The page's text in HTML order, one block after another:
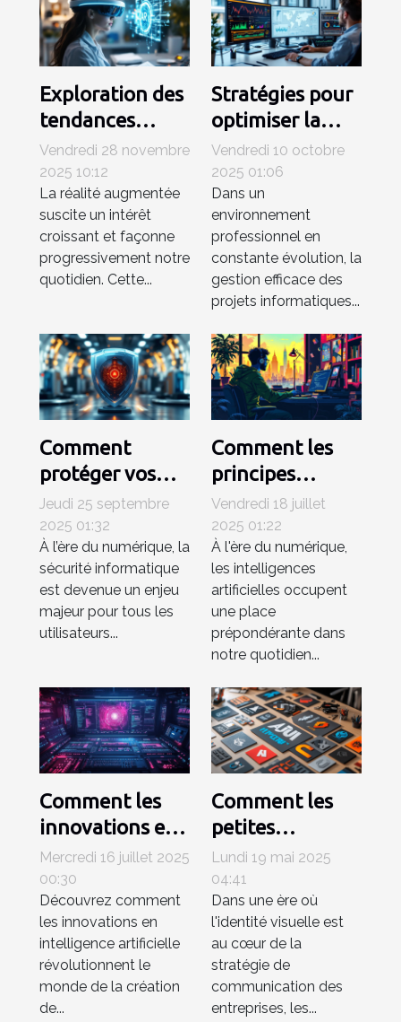
Exploration des
tendances
émergentes en
réalité
augmentée
Vendredi 28 novembre
2025 10:12
La réalité augmentée
suscite un intérêt
croissant et façonne
progressivement notre
quotidien. Cette...
Stratégies pour
optimiser la
gestion de
projets
informatiques
en entreprise
Vendredi 10 octobre
2025 01:06
Dans un
environnement
professionnel en
constante évolution, la
gestion efficace des
projets informatiques...
Comment
protéger vos
appareils des
logiciels
malveillants les
plus récents ?
Jeudi 25 septembre
2025 01:32
À l’ère du numérique, la
sécurité informatique
est devenue un enjeu
majeur pour tous les
utilisateurs...
Comment les
principes
éthiques
influencent-ils
le
développement
de l'IA ?
Vendredi 18 juillet
2025 01:22
À l'ère du numérique,
les intelligences
artificielles occupent
une place
prépondérante dans
notre quotidien...
Comment les
innovations en
IA
transforment-
elles la création
de contenu
numérique ?
Mercredi 16 juillet 2025
00:30
Découvrez comment
les innovations en
intelligence artificielle
révolutionnent le
monde de la création
de...
Comment les
petites
entreprises
peuvent tirer
profit des
générateurs de
logo AI
Lundi 19 mai 2025
04:41
Dans une ère où
l'identité visuelle est
au cœur de la
stratégie de
communication des
entreprises, les...